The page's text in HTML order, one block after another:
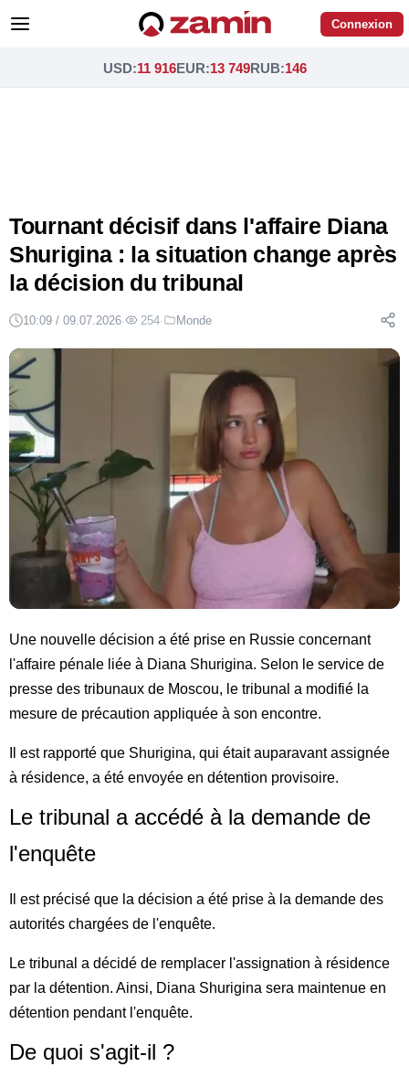
Connexion
USD:11 916EUR:13 749RUB:146
Tournant décisif dans l'affaire Diana
Shurigina : la situation change après
la décision du tribunal
10:09 / 09.07.2026· 254· Monde
Une nouvelle décision a été prise en Russie concernant
l'affaire pénale liée à Diana Shurigina. Selon le service de
presse des tribunaux de Moscou, le tribunal a modifié la
mesure de précaution appliquée à son encontre.
Il est rapporté que Shurigina, qui était auparavant assignée
à résidence, a été envoyée en détention provisoire.
Le tribunal a accédé à la demande de
l'enquête
Il est précisé que la décision a été prise à la demande des
autorités chargées de l'enquête.
Le tribunal a décidé de remplacer l'assignation à résidence
par la détention. Ainsi, Diana Shurigina sera maintenue en
détention pendant l'enquête.
De quoi s'agit-il ?